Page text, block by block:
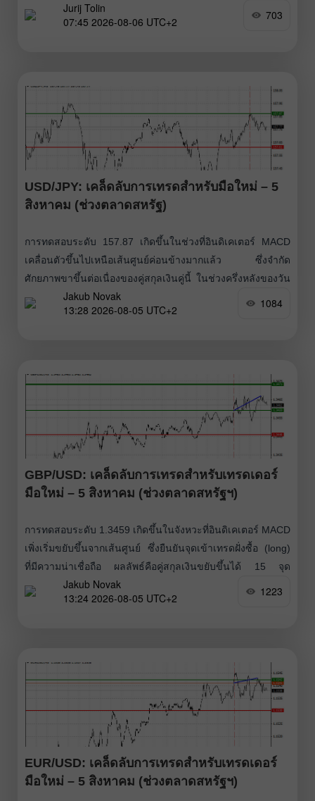
สถานการณ์การเจรจาระหว่างสหรัฐฯ กับอิหร่าน ซึ่งหากมี
สัญญาณความคืบหน้าใด ๆ ก็อาจฉุดให้ราคาดิ่งลงสู่บริเวณ 73–
Jurij Tolin
07:45 2026-08-06 UTC+2
703
USD/JPY: เคล็ดลับการเทรดสำหรับมือใหม่ – 5
สิงหาคม (ช่วงตลาดสหรัฐ)
การทดสอบระดับ 157.87 เกิดขึ้นในช่วงที่อินดิเคเตอร์ MACD
เคลื่อนตัวขึ้นไปเหนือเส้นศูนย์ค่อนข้างมากแล้ว ซึ่งจำกัด
ศักยภาพขาขึ้นต่อเนื่องของคู่สกุลเงินคู่นี้ ในช่วงครึ่งหลังของวัน
ผู้เล่นในตลาดจะจับตาชุดข้อมูลเศรษฐกิจสหรัฐฯ ชุดสำคัญ
ได้แก่ ISM Services PMI, Composite
Jakub Novak
13:28 2026-08-05 UTC+2
1084
GBP/USD: เคล็ดลับการเทรดสำหรับเทรดเดอร์
มือใหม่ – 5 สิงหาคม (ช่วงตลาดสหรัฐฯ)
การทดสอบระดับ 1.3459 เกิดขึ้นในจังหวะที่อินดิเคเตอร์ MACD
เพิ่งเริ่มขยับขึ้นจากเส้นศูนย์ ซึ่งยืนยันจุดเข้าเทรดฝั่งซื้อ (long)
ที่มีความน่าเชื่อถือ ผลลัพธ์คือคู่สกุลเงินขยับขึ้นได้ 15 จุด
รายงานกิจกรรมทางธุรกิจของสหราชอาณาจักรประจำเดือน
กรกฎาคมออกมาแข็งแกร่งอย่างชัดเจน ช่วยหนุนค่าเงินปอนด์
Jakub Novak
13:24 2026-08-05 UTC+2
1223
EUR/USD: เคล็ดลับการเทรดสำหรับเทรดเดอร์
มือใหม่ – 5 สิงหาคม (ช่วงตลาดสหรัฐฯ)